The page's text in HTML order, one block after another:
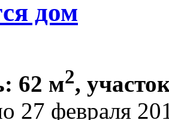
дом
62 м2,
27 февраля